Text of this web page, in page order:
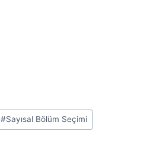
#Sayısal Bölüm Seçimi